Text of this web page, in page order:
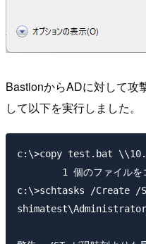
BastionからADに対して攻
して以下を実行しました。
c:\>copy test.bat
1 個のファイルを
c:\>schtasks /Create /